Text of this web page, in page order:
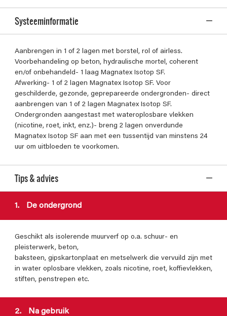
Systeeminformatie
Aanbrengen in 1 of 2 lagen met borstel, rol of airless.
Voorbehandeling op beton, hydraulische mortel, coherent
en/of onbehandeld- 1 laag Magnatex Isotop SF.
Afwerking- 1 of 2 lagen Magnatex Isotop SF. Voor
geschilderde, gezonde, geprepareerde ondergronden- direct
aanbrengen van 1 of 2 lagen Magnatex Isotop SF.
Ondergronden aangestast met wateroplosbare vlekken
(nicotine, roet, inkt, enz.)- breng 2 lagen onverdunde
Magnatex Isotop SF aan met een tussentijd van minstens 24
uur om uitbloeden te voorkomen.
Tips & advies
1. De ondergrond
Geschikt als isolerende muurverf op o.a. schuur- en
pleisterwerk, beton,
baksteen, gipskartonplaat en metselwerk die vervuild zijn met
in water oplosbare vlekken, zoals nicotine, roet, koffievlekken,
stiften, penstrepen etc.
2. Na gebruik